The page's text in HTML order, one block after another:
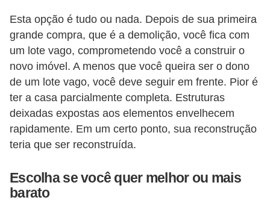
Esta opção é tudo ou nada. Depois de sua primeira
grande compra, que é a demolição, você fica com
um lote vago, comprometendo você a construir o
novo imóvel. A menos que você queira ser o dono
de um lote vago, você deve seguir em frente. Pior é
ter a casa parcialmente completa. Estruturas
deixadas expostas aos elementos envelhecem
rapidamente. Em um certo ponto, sua reconstrução
teria que ser reconstruída.
Escolha se você quer melhor ou mais
barato